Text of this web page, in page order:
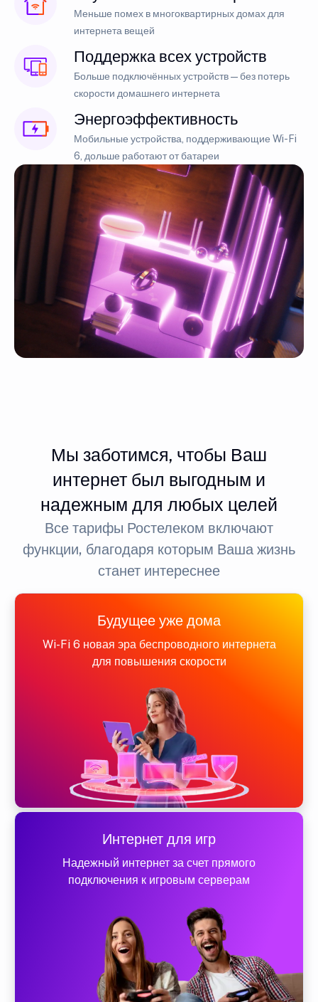
Меньше помех в многоквартирных домах для
интернета вещей
Поддержка всех устройств
Больше подключённых устройств — без потерь
скорости домашнего интернета
Энергоэффективность
Мобильные устройства, поддерживающие Wi-Fi
6, дольше работают от батареи
Мы заботимся, чтобы Ваш
интернет был выгодным и
надежным для любых целей
Все тарифы Ростелеком включают
функции, благодаря которым Ваша жизнь
станет интереснее
Будущее уже дома
Wi-Fi 6 новая эра беспроводного интернета
для повышения скорости
Интернет для игр
Надежный интернет за счет прямого
подключения к игровым серверам